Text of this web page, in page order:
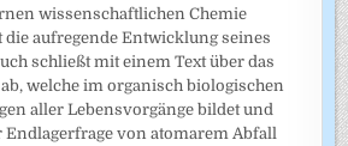
wissenschaftlichen Chemie
die aufregende Entwicklung seines
schließt mit einem Text über das
welche im organisch biologischen
aller Lebensvorgänge bildet und
Endlagerfrage von atomarem Abfall